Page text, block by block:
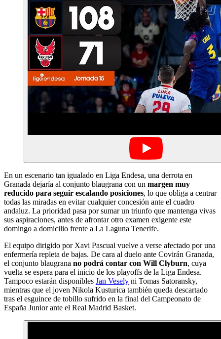
En un escenario tan igualado en Liga Endesa, una derrota en
Granada dejaría al conjunto blaugrana con un margen muy
reducido para seguir escalando posiciones, lo que obliga a centrar
todas las miradas en evitar cualquier concesión ante el cuadro
andaluz. La prioridad pasa por sumar un triunfo que mantenga vivas
sus aspiraciones, antes de afrontar otro examen exigente este
domingo a domicilio frente a La Laguna Tenerife.
El equipo dirigido por Xavi Pascual vuelve a verse afectado por una
enfermería repleta de bajas. De cara al duelo ante Covirán Granada,
el conjunto blaugrana no podrá contar con Will Clyburn, cuya
vuelta se espera para el inicio de los playoffs de la Liga Endesa.
Tampoco estarán disponibles Jan Vesely ni Tomas Satoransky,
mientras que el joven Nikola Kusturica también queda descartado
tras el esguince de tobillo sufrido en la final del Campeonato de
España Junior ante el Real Madrid Basket.